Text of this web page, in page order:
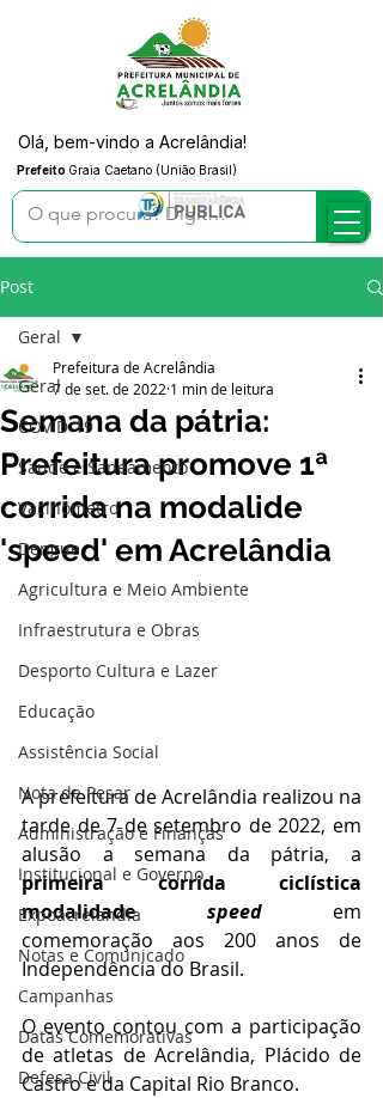
Prefeito Graia Caetano (União Brasil)
Olá, bem-vindo a Acrelândia!
Post
Geral
COVID-19
Saúde e Saneamento
Vacinômetro
Dengue
Agricultura e Meio Ambiente
Infraestrutura e Obras
Desporto Cultura e Lazer
Educação
Assistência Social
Nota de Pesar
Administração e Finanças
Institucional e Governo
Expoacrelandia
Notas e Comunicado
Campanhas
Datas Comemorativas
Defesa Civil
Geral
Semana da pátria:
Prefeitura promove 1ª
corrida na modalide
'speed' em Acrelândia
Prefeitura de Acrelândia
7 de set. de 2022 1 min de leitura
A prefeitura de Acrelândia realizou na
tarde de 7 de setembro de 2022, em
primeira corrida ciclística
modalidade speed
em
comemoração aos 200 anos de
Independência do Brasil.
O evento contou com a participação
de atletas de Acrelândia, Plácido de
Castro e da Capital Rio Branco.